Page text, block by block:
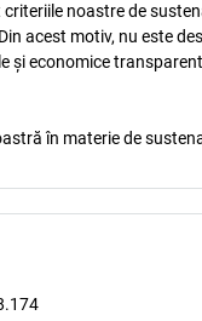
noastre de
acest motiv, nu este
și economice
în materie de